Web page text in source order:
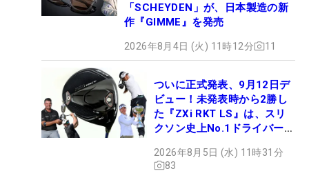
「SCHEYDEN」が、日本製造の新
作『GIMME』を発売
2026年8月4日 (火) 11時12分 11
ついに正式発表、9月12日デ
ビュー！未発表時から2勝し
た『ZXi RKT LS』は、スリ
クソン史上No.1ドライバー!?
2026年8月5日 (水) 11時31分
83